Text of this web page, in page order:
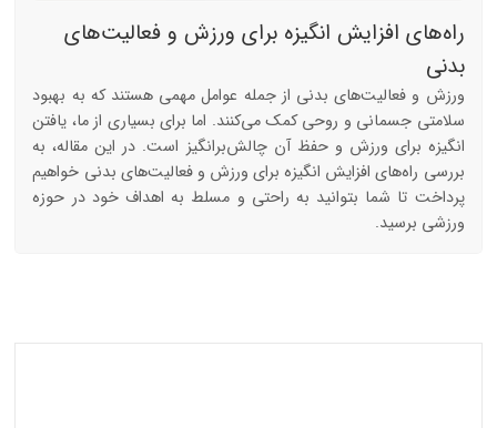
راه‌های افزایش انگیزه برای ورزش و فعالیت‌های
بدنی
ورزش و فعالیت‌های بدنی از جمله عوامل مهمی هستند که به بهبود
سلامتی جسمانی و روحی کمک می‌کنند. اما برای بسیاری از ما، یافتن
انگیزه برای ورزش و حفظ آن چالش‌برانگیز است. در این مقاله، به
بررسی راه‌های افزایش انگیزه برای ورزش و فعالیت‌های بدنی خواهیم
پرداخت تا شما بتوانید به راحتی و مسلط به اهداف خود در حوزه
ورزشی برسید.